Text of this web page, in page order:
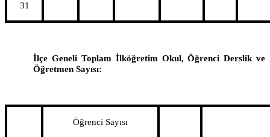
31
İlçe Geneli Toplam İlköğretim Okul, Öğrenci Derslik ve
Öğretmen Sayısı:
Öğrenci Sayısı